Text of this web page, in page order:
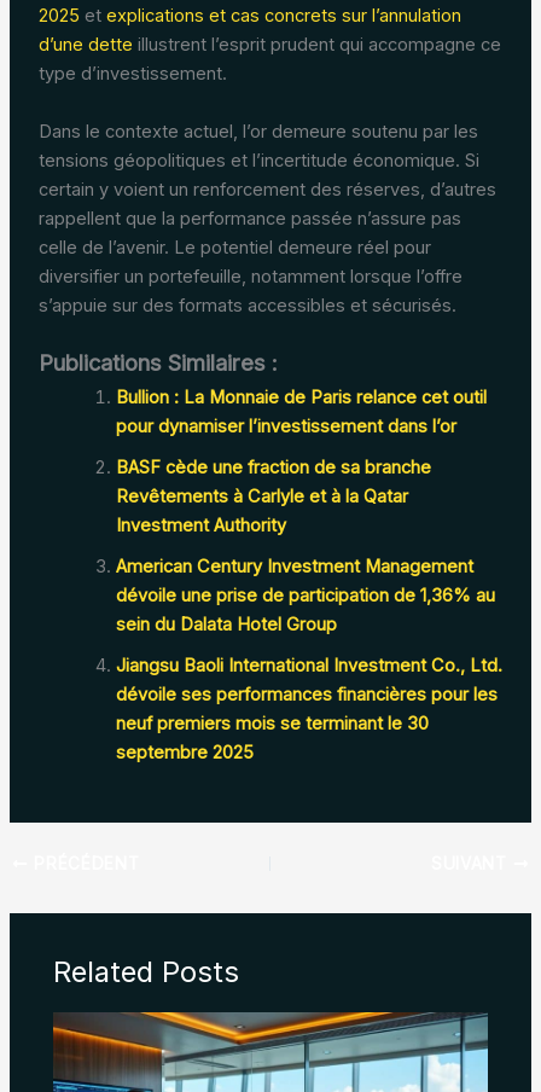
2025 et explications et cas concrets sur l’annulation
d’une dette illustrent l’esprit prudent qui accompagne ce
type d’investissement.
Dans le contexte actuel, l’or demeure soutenu par les
tensions géopolitiques et l’incertitude économique. Si
certain y voient un renforcement des réserves, d’autres
rappellent que la performance passée n’assure pas
celle de l’avenir. Le potentiel demeure réel pour
diversifier un portefeuille, notamment lorsque l’offre
s’appuie sur des formats accessibles et sécurisés.
Publications Similaires :
Bullion : La Monnaie de Paris relance cet outil
pour dynamiser l’investissement dans l’or
BASF cède une fraction de sa branche
Revêtements à Carlyle et à la Qatar
Investment Authority
American Century Investment Management
dévoile une prise de participation de 1,36% au
sein du Dalata Hotel Group
Jiangsu Baoli International Investment Co., Ltd.
dévoile ses performances financières pour les
neuf premiers mois se terminant le 30
septembre 2025
Related Posts